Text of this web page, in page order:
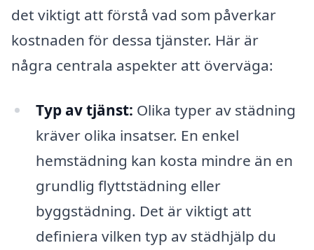
det viktigt att förstå vad som påverkar
kostnaden för dessa tjänster. Här är
några centrala aspekter att överväga:
Typ av tjänst: Olika typer av städning
kräver olika insatser. En enkel
hemstädning kan kosta mindre än en
grundlig flyttstädning eller
byggstädning. Det är viktigt att
definiera vilken typ av städhjälp du